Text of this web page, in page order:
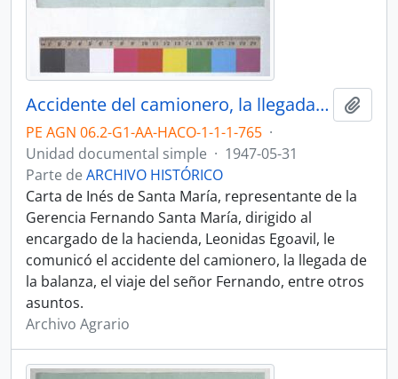
Accidente del camionero, la llegada de la balanza, el viaje del señor Fernando
PE AGN 06.2-G1-AA-HACO-1-1-1-765 ·
Unidad documental simple · 1947-05-31
Parte de ARCHIVO HISTÓRICO
Carta de Inés de Santa María, representante de la
Gerencia Fernando Santa María, dirigido al
encargado de la hacienda, Leonidas Egoavil, le
comunicó el accidente del camionero, la llegada de
la balanza, el viaje del señor Fernando, entre otros
asuntos.
Archivo Agrario